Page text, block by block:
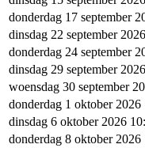
donderdag 17 september
dinsdag 22 september
donderdag 24 september
dinsdag 29 september
woensdag 30 september
donderdag 1 oktober
dinsdag 6 oktober 2026
donderdag 8 oktober